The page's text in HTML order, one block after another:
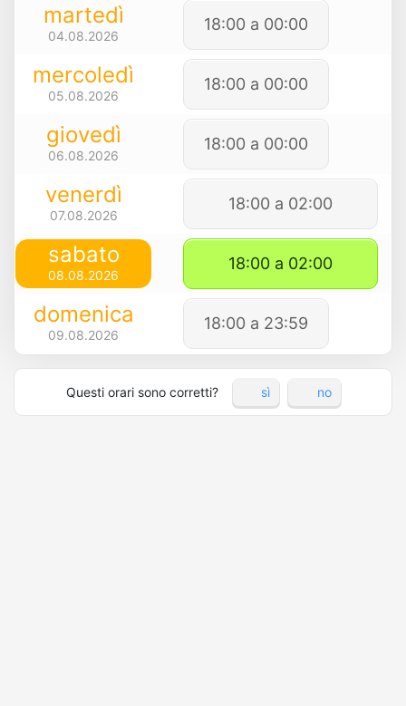
martedì
04.08.2026
18:00 a 00:00
mercoledì
05.08.2026
18:00 a 00:00
giovedì
06.08.2026
18:00 a 00:00
venerdì
07.08.2026
18:00 a 02:00
sabato
08.08.2026
18:00 a 02:00
domenica
09.08.2026
18:00 a 23:59
Questi orari sono corretti? sì no